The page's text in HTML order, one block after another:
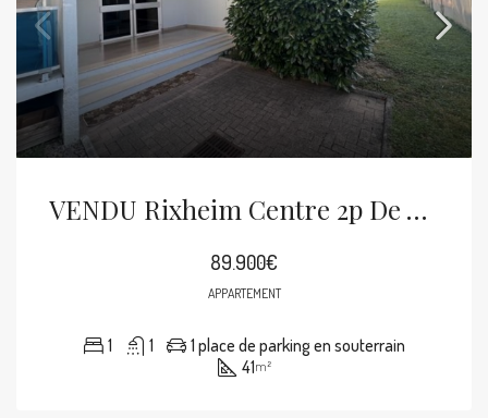
VENDU Rixheim Centre 2p De 41m² Balcon, Cave, Parking Souterrain
89.900€
APPARTEMENT
1 1
1 place de parking en souterrain
41m²